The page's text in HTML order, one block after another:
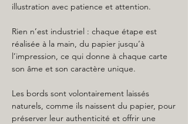
illustration avec patience et attention.
Rien n’est industriel : chaque étape est
réalisée à la main, du papier jusqu’à
l’impression, ce qui donne à chaque carte
son âme et son caractère unique.
Les bords sont volontairement laissés
naturels, comme ils naissent du papier, pour
préserver leur authenticité et offrir une